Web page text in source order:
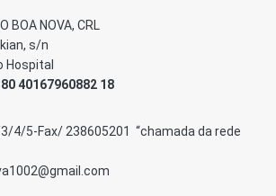
BOA NOVA, CRL
s/n
Hospital
40167960882 18
4/5-Fax/ 238605201 “chamada da rede